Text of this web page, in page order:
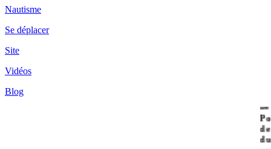
Nautisme
Se déplacer
Site
Vidéos
Blog